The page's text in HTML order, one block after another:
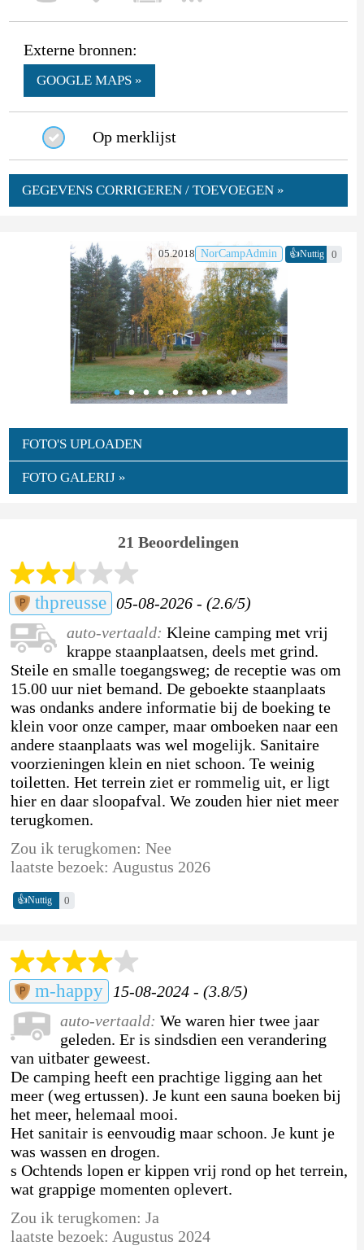
Externe bronnen:
GOOGLE MAPS »
Op merklijst
GEGEVENS CORRIGEREN / TOEVOEGEN »
05.2018 NorCampAdmin 👍Nuttig 0
FOTO'S UPLOADEN
FOTO GALERIJ »
21 Beoordelingen
thpreusse 05-08-2026 - (2.6/5)
auto-vertaald: Kleine camping met vrij
krappe staanplaatsen, deels met grind.
Steile en smalle toegangsweg; de receptie was om
15.00 uur niet bemand. De geboekte staanplaats
was ondanks andere informatie bij de boeking te
klein voor onze camper, maar omboeken naar een
andere staanplaats was wel mogelijk. Sanitaire
voorzieningen klein en niet schoon. Te weinig
toiletten. Het terrein ziet er rommelig uit, er ligt
hier en daar sloopafval. We zouden hier niet meer
terugkomen.
Zou ik terugkomen: Nee
laatste bezoek: Augustus 2026
👍Nuttig 0
m-happy
15-08-2024 - (3.8/5)
auto-vertaald: We waren hier twee jaar
geleden. Er is sindsdien een verandering
van uitbater geweest.
De camping heeft een prachtige ligging aan het
meer (weg ertussen). Je kunt een sauna boeken bij
het meer, helemaal mooi.
Het sanitair is eenvoudig maar schoon. Je kunt je
was wassen en drogen.
s Ochtends lopen er kippen vrij rond op het terrein,
wat grappige momenten oplevert.
Zou ik terugkomen: Ja
laatste bezoek: Augustus 2024